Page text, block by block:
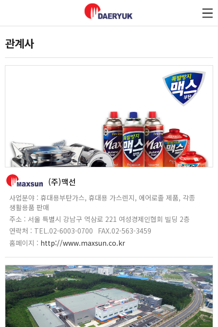
대륙제관
관계사
(주)맥선
사업분야 : 휴대용부탄가스, 휴대용 가스렌지, 에어로졸 제품, 각종
생활용품 판매
주소 : 서울 특별시 강남구 역삼로 221 여성경제인협회 빌딩 2층
연락처 : TEL.02-6003-0700 FAX.02-563-3459
홈페이지 : http://www.maxsun.co.kr